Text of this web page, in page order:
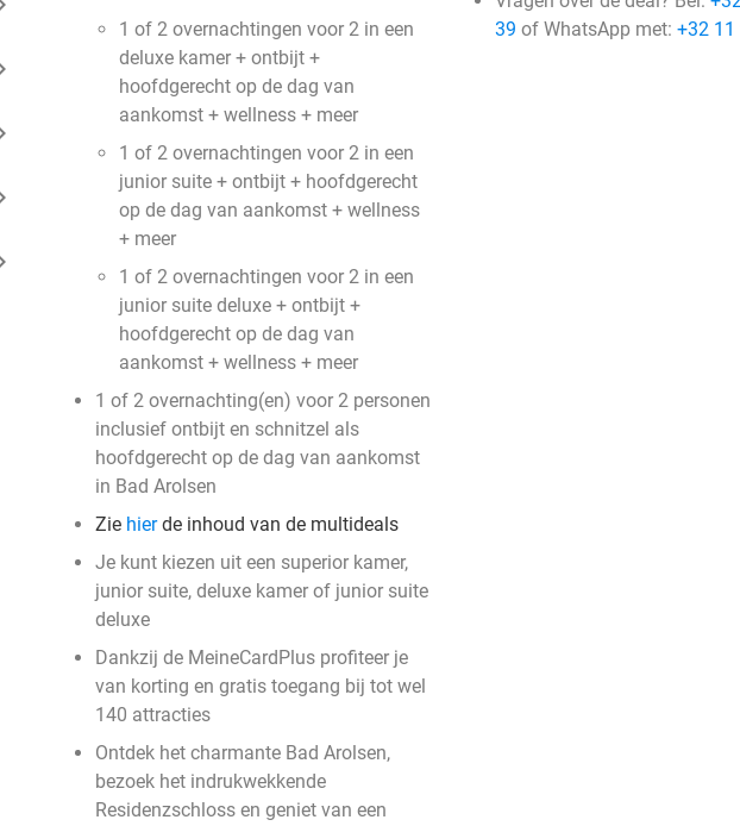
1 of 2 overnachtingen voor 2 in een
deluxe kamer + ontbijt +
hoofdgerecht op de dag van
aankomst + wellness + meer
1 of 2 overnachtingen voor 2 in een
junior suite + ontbijt + hoofdgerecht
op de dag van aankomst + wellness
+ meer
1 of 2 overnachtingen voor 2 in een
junior suite deluxe + ontbijt +
hoofdgerecht op de dag van
aankomst + wellness + meer
1 of 2 overnachting(en) voor 2 personen
inclusief ontbijt en schnitzel als
hoofdgerecht op de dag van aankomst
in Bad Arolsen
Zie hierde inhoud van de multideals
Je kunt kiezen uit een superior kamer,
junior suite, deluxe kamer of junior suite
deluxe
Dankzij de MeineCardPlus profiteer je
van korting en gratis toegang bij tot wel
140 attracties
Ontdek het charmante Bad Arolsen,
bezoek het indrukwekkende
Residenzschloss en geniet van een
39 of WhatsApp met: +32 11